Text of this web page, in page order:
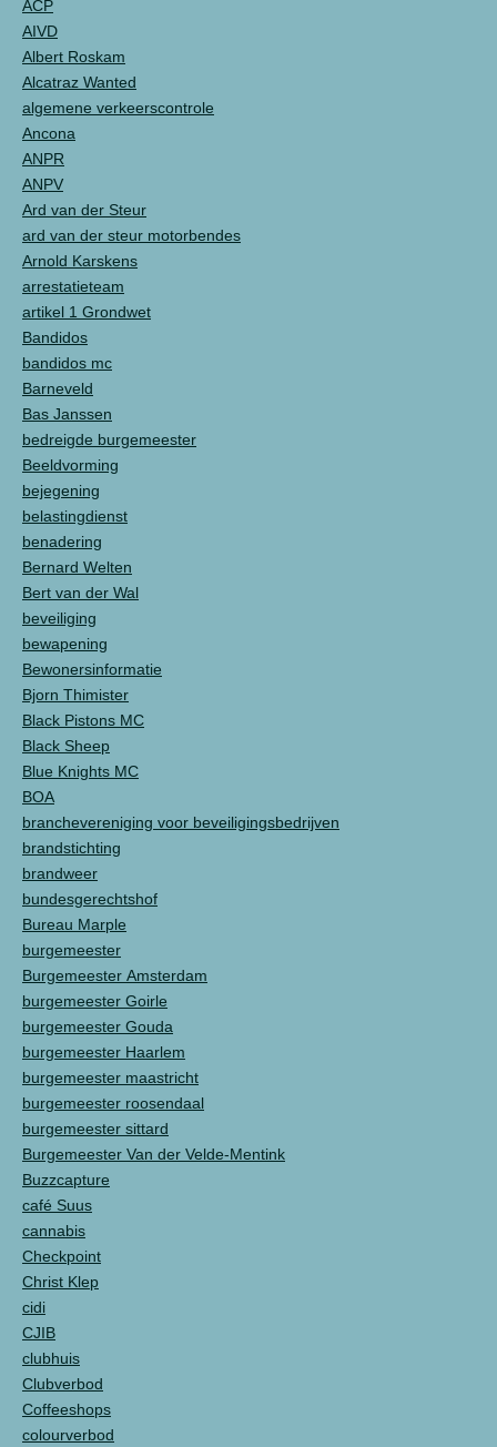
ACP
AIVD
Albert Roskam
Alcatraz Wanted
algemene verkeerscontrole
Ancona
ANPR
ANPV
Ard van der Steur
ard van der steur motorbendes
Arnold Karskens
arrestatieteam
artikel 1 Grondwet
Bandidos
bandidos mc
Barneveld
Bas Janssen
bedreigde burgemeester
Beeldvorming
bejegening
belastingdienst
benadering
Bernard Welten
Bert van der Wal
beveiliging
bewapening
Bewonersinformatie
Bjorn Thimister
Black Pistons MC
Black Sheep
Blue Knights MC
BOA
branchevereniging voor beveiligingsbedrijven
brandstichting
brandweer
bundesgerechtshof
Bureau Marple
burgemeester
Burgemeester Amsterdam
burgemeester Goirle
burgemeester Gouda
burgemeester Haarlem
burgemeester maastricht
burgemeester roosendaal
burgemeester sittard
Burgemeester Van der Velde-Mentink
Buzzcapture
café Suus
cannabis
Checkpoint
Christ Klep
cidi
CJIB
clubhuis
Clubverbod
Coffeeshops
colourverbod